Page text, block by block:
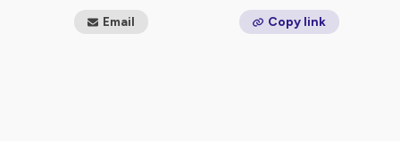
pour plus d'informations.
Email Copy link